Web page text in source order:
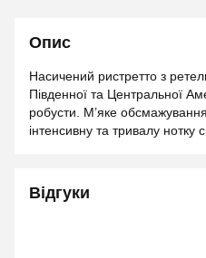
Опис
Насичений ристретто з
Південної та Центральної
робусти. М’яке
інтенсивну та тривалу нотку
Відгуки